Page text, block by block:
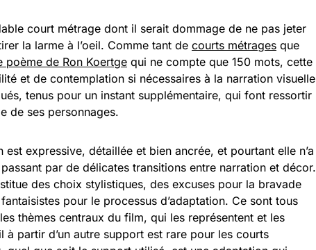
court métrage dont il serait dommage de ne pas jeter
la larme à l’oeil. Comme tant de courts métrages que
poème de Ron Koertge qui ne compte que 150 mots, cette
et de contemplation si nécessaires à la narration visuelle
tenus pour un instant supplémentaire, qui font ressortir
de ses personnages.
expressive, détaillée et bien ancrée, et pourtant elle n’a
par de délicates transitions entre narration et décor.
des choix stylistiques, des excuses pour la bravade
pour le processus d’adaptation. Ce sont tous
thèmes centraux du film, qui les représentent et les
à partir d’un autre support est rare pour les courts